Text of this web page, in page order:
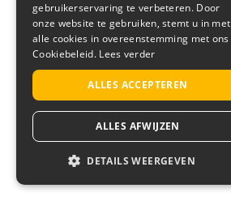
gebruikerservaring te verbeteren. Door
onze website te gebruiken, stemt u in met
alle cookies in overeenstemming met ons
Cookiebeleid. Lees verder
ALLES ACCEPTEREN
ALLES AFWIJZEN
DETAILS WEERGEVEN
STRIKT NOODZAKELIJK